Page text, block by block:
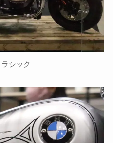
シック